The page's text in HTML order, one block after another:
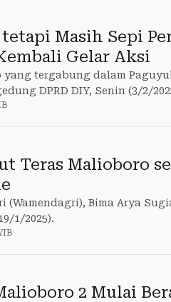
Masih Sepi
Gelar Aksi
yang tergabung dalam
DPRD DIY, Senin (3/2/
Teras Malioboro
(Wamendagri), Bima Arya
1/2025).
2 Mulai